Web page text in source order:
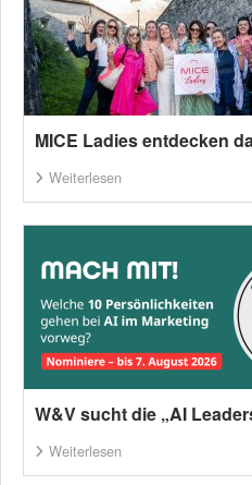
MICE Ladies entdecken
Weiterlesen
W&V sucht die „AI
Weiterlesen